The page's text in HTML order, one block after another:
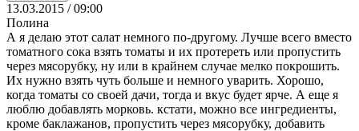
13.03.2015 / 09:00
Полина
А я делаю этот салат немного по-другому. Лучше всего вместо
томатного сока взять томаты и их протереть или пропустить
через мясорубку, ну или в крайнем случае мелко покрошить.
Их нужно взять чуть больше и немного уварить. Хорошо,
когда томаты со своей дачи, тогда и вкус будет ярче. А еще я
люблю добавлять морковь. кстати, можно все ингредиенты,
кроме баклажанов, пропустить через мясорубку, добавить